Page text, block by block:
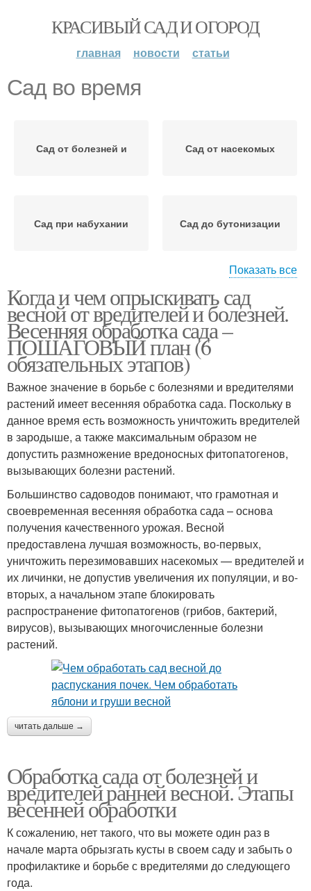
КРАСИВЫЙ САД И ОГОРОД
главная новости статьи
Сад во время
Сад от болезней и Сад от насекомых
Сад при набухании Сад до бутонизации
Сад в период Сад от вредителей
Сад к весенней
обработке
Сад в мае
Показать все
Когда и чем опрыскивать сад
весной от вредителей и болезней.
Весенняя обработка сада –
ПОШАГОВЫЙ план (6
обязательных этапов)
Важное значение в борьбе с болезнями и вредителями
растений имеет весенняя обработка сада. Поскольку в
данное время есть возможность уничтожить вредителей
в зародыше, а также максимальным образом не
допустить размножение вредоносных фитопатогенов,
вызывающих болезни растений.
Большинство садоводов понимают, что грамотная и
своевременная весенняя обработка сада – основа
получения качественного урожая. Весной
предоставлена лучшая возможность, во-первых,
уничтожить перезимовавших насекомых — вредителей и
их личинки, не допустив увеличения их популяции, и во-
вторых, а начальном этапе блокировать
распространение фитопатогенов (грибов, бактерий,
вирусов), вызывающих многочисленные болезни
растений.
читать дальше →
Обработка сада от болезней и
вредителей ранней весной. Этапы
весенней обработки
К сожалению, нет такого, что вы можете один раз в
начале марта обрызгать кусты в своем саду и забыть о
профилактике и борьбе с вредителями до следующего
года.